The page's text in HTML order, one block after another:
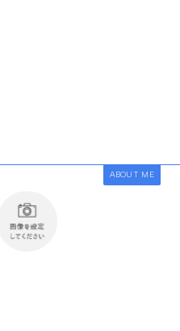
ABOUT ME